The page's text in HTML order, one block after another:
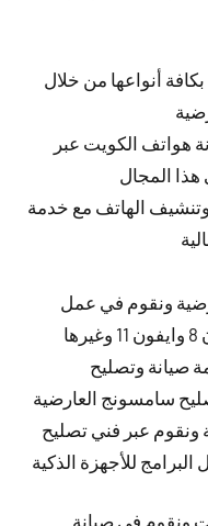
أنواعها من خلال
هواتف الكويت عبر
المجال
الهاتف مع خدمة
ونقوم في عمل
صيانة وتصليح
سامسونج العارضية
ونقوم عبر فني تصليح
للأجهزة الذكية
ونقوم في صيانة